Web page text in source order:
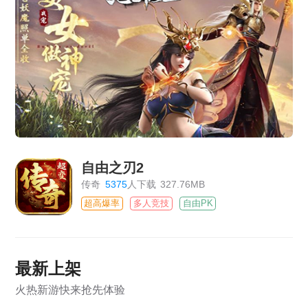
自由之刃2
传奇 5375人下载 327.76MB
超高爆率 多人竞技 自由PK
最新上架
火热新游快来抢先体验